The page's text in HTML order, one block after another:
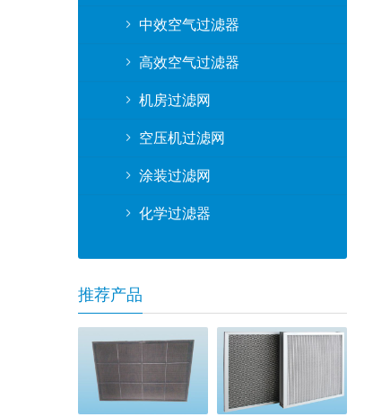
中效空气过滤器
高效空气过滤器
机房过滤网
空压机过滤网
涂装过滤网
化学过滤器
推荐产品